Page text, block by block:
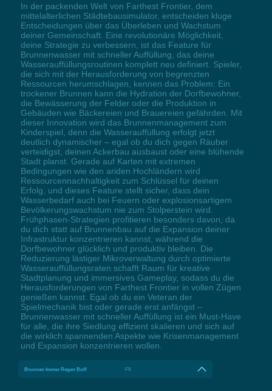
In der packenden Welt von Farthest Frontier, dem
mittelalterlichen Städtebausimulator, entscheiden kluge
Entscheidungen über das Überleben und Wachstum
deiner Gemeinschaft. Eine revolutionäre Möglichkeit,
deine Strategie zu verbessern, ist das Feature für
Brunnenwasser mit schneller Auffüllung, das deine
Wasserauffüllungsroutinen komplett neu definiert. Spieler,
die sich mit der Herausforderung von begrenzten
Ressourcen herumschlagen, kennen das Problem: Ein
trockener Brunnen kann die Hydration der Dorfbewohner,
die Bewässerung der Felder oder die Produktion in
Gebäuden wie Bäckereien und Brauereien gefährden. Mit
dieser Innovation wird das Brunnenmanagement zum
Kinderspiel, denn die Wasserauffüllung erfolgt jetzt
deutlich dynamischer – egal ob du dich gegen Räuber
verteidigst, deinen Ackerbau ausbaust oder eine blühende
Stadt planst. Gerade auf Karten mit extremen
Bedingungen wie den ariden Hochländern wird
Ressourcennachhaltigkeit zum Schlüssel für deinen
Erfolg, und dieses Feature stellt sicher, dass dein
Wasserbedarf auch bei Feuern oder explosionsartigem
Bevölkerungswachstum nie zum Stolperstein wird.
Frühphasen-Strategien profitieren besonders davon, da
du dich statt auf Brunnenbau auf die Expansion deiner
Infrastruktur konzentrieren kannst, während die
Dorfbewohner glücklich und produktiv bleiben. Die
Reduzierung lästiger Mikroverwaltung durch optimierte
Wasserauffüllungsraten schafft Raum für kreative
Stadtplanung und immersives Gameplay, sodass du die
Herausforderungen von Farthest Frontier in vollen Zügen
genießen kannst. Egal ob du ein Veteran der
Spielmechanik bist oder gerade erst anfängst –
Brunnenwasser mit schneller Auffüllung ist ein Must-Have
für alle, die ihre Siedlung effizient skalieren und sich auf
die wirklich spannenden Aspekte wie Krisenmanagement
und Expansion konzentrieren wollen.
Brunnen Immer Regen Buff F9